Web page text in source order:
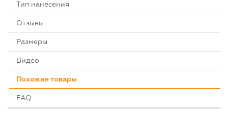
Тип нанесения
Отзывы
Размеры
Видео
Похожие товары
FAQ